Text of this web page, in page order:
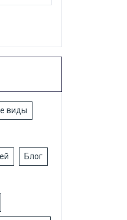
виды
Блог